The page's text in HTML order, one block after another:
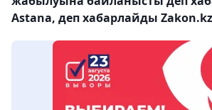
Astana, деп хабарлайды